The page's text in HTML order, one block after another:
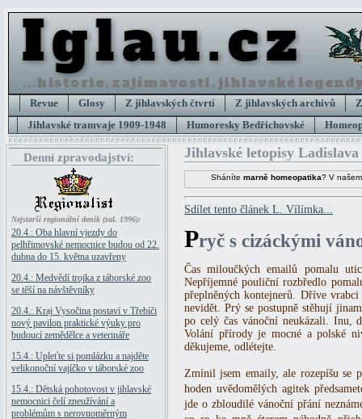
Revue Glosy Z jihlavských čtvrtí Z jihlavských archivů
Jihlavské tramvaje 1909-1948
Humoresky Bedřichovské
Denní zpravodajství:
Nejstarší regionální deník (zal. 1996):
20.4.: Oba hlavní vjezdy do
pelhřimovské nemocnice budou od 22.
dubna do 15. května uzavřeny
20.4.: Medvědí trojka z táborské zoo
se těší na návštěvníky
20.4.: Kraj Vysočina postaví v Třebíči
nový pavilon praktické výuky pro
budoucí zemědělce a veterináře
15.4.: Upleťte si pomlázku a najděte
velikonoční vajíčko v táborské zoo
15.4.: Dětská pohotovost v jihlavské
nemocnici čelí zneužívání a
problémům s nerovnoměrným
Jihlavské letopisy
Sháníte marně homeopatika? V
Sdílet tento článek L. Vílímka...
Pryč s cizáckými
Čas miloučkých emailů pomalu
Nepříjemné pouliční rozbředlo
přeplněných kontejnerů. Dříve
nevidět. Prý se postupně stěhují
po celý čas vánoční neukázali. Inu,
Volání přírody je mocné a polské
děkujeme, odlétejte.
Zmínil jsem emaily, ale rozepíšu se
hoden uvědomělých agitek
jde o zbloudilé vánoční přání